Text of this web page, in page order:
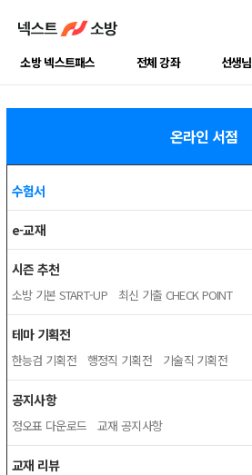
소방 넥스트패스 전체 강좌 선생님
온라인 서점
수험서
e-교재
시즌 추천
소방 기본 START-UP 최신 기출 CHECK POINT
테마 기획전
한능검 기획전 행정직 기획전 기술직 기획전
공지사항
정오표 다운로드 교재 공지사항
교재 리뷰